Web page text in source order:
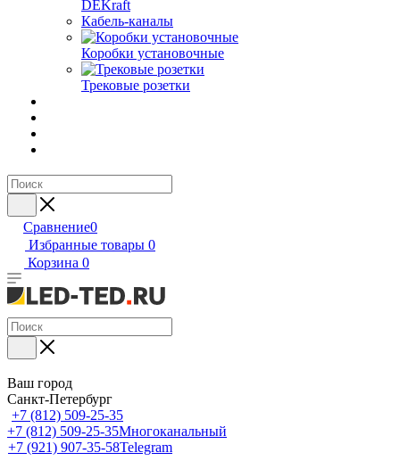
DEKraft
Кабель-каналы
Коробки установочные
Трековые розетки
Сравнение0
Избранные товары 0
Корзина 0
Ваш город
Санкт-Петербург
+7 (812) 509-25-35
+7 (812) 509-25-35Многоканальный
+7 (921) 907-35-58Telegram